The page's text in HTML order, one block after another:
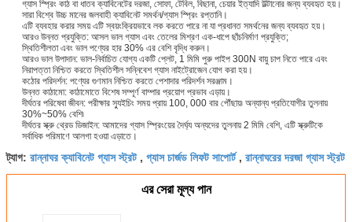
গ্যাস স্প্রিং কাঠ বা ধাতব ক্যাবিনেটের দরজা, সোফা, টেবিল, বিছানা, চেয়ার ইত্যাদি উল্টানোর জন্য ব্যবহৃত হয়।
সারা বিশ্বে উচ্চ মানের জলবাহী ক্যাবিনেট সমর্থন/গ্যাস স্প্রিং রপ্তানি।
এটি ব্যবহার করার সময় এটি স্বয়ংক্রিয়ভাবে লক করতে পারে না যা প্রধানত সমর্থনের জন্য ব্যবহৃত হয়।
আরও উন্নত প্রযুক্তি: আসল ভাল গ্যাস এবং তেলের মিশ্রণ এক-ধাপে ছাঁচনির্মাণ প্রযুক্তি;
স্থিতিশীলতা এবং ভাল পণ্যের হার 30% এর বেশি বৃদ্ধি করুন।
আরও ভাল উপাদান: ভাল-নির্বাচিত যোগ্য একটি প্লেট, 1 মিমি পুরু পাইপ 300N বায়ু চাপ নিতে পারে এবং
নিরাপত্তা নিশ্চিত করতে স্থিতিশীল সন্নিবেশ গ্যাস নাইট্রোজেন যোগ করা হয়।
কঠোর পরিদর্শন: পণ্যের গুণমান নিশ্চিত করতে পেশাদার পরিদর্শন সরঞ্জাম।
উন্নত কাঠামো: কাঠামোতে বিশেষ সম্পূর্ণ বাম্পার প্রয়োগ প্রভাব এড়ায়।
দীর্ঘতর পরিষেবা জীবন: পরীক্ষার স্যুইচিং সময় প্রায় 100, 000 বার পৌঁছায়৷ অন্যান্য প্রতিযোগীর তুলনায়
30%~50% বেশি৷
দীর্ঘতর স্ক্রু থ্রেড ডিজাইন: আমাদের গ্যাস স্প্রিংয়ের দৈর্ঘ্য অন্যদের তুলনায় 2 মিমি বেশি, এটি স্ক্রুটিকে
সর্বাধিক পরিমাণে আলগা হওয়া এড়াতে।
ট্যাগ: রান্নাঘর ক্যাবিনেট গ্যাস স্ট্রট, গ্যাস চার্জড লিফট সাপোর্ট, রান্নাঘরের দরজা গ্যাস স্ট্রট
এর সেরা মূল্য পান